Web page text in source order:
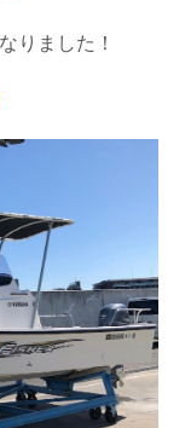
Company
りました！